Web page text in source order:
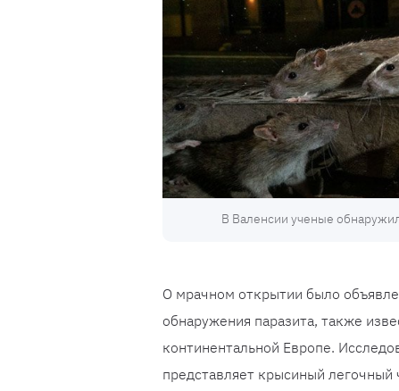
В Валенсии ученые
О мрачном открытии было
обнаружения паразита, также
континентальной Европе.
представляет крысиный